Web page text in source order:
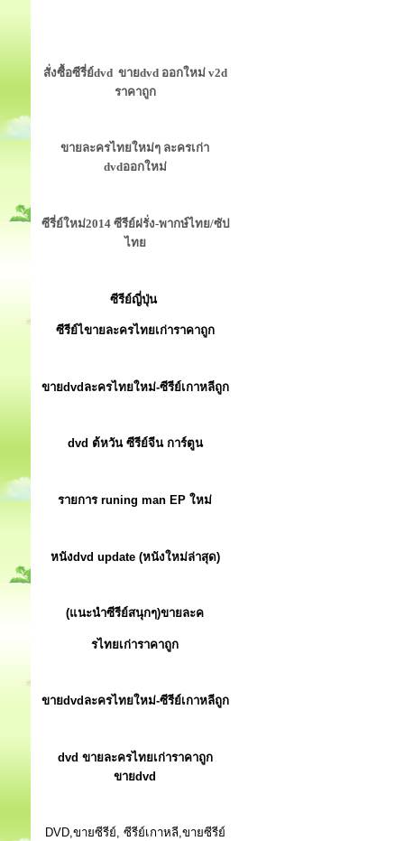
สั่งซื้อซีรี่ย์dvd ขายdvd ออกใหม่ v2d
ราคาถูก
ขายละครไทยใหม่ๆ ละครเก่า
dvdออกใหม่
ซีรี่ย์ใหม่2014 ซีรีย์ฝรั่ง-พากษ์ไทย/ซัป
ไทย
ซีรีย์ญี่ปุ่น
ซีรีย์ไขายละครไทยเก่าราคาถูก
ขายdvdละครไทยใหม่-ซีรีย์เกาหลีถูก
dvd ต้หวัน ซีรีย์จีน การ์ตูน
รายการ runing man EP ใหม่
หนังdvd update (หนังใหม่ล่าสุด)
(แนะนำซีรีย์สนุกๆ)ขายละค
รไทยเก่าราคาถูก
ขายdvdละครไทยใหม่-ซีรีย์เกาหลีถูก
dvd ขายละครไทยเก่าราคาถูก
ขายdvd
DVD,ขายซีรีย์, ซีรีย์เกาหลี,ขายซีรีย์